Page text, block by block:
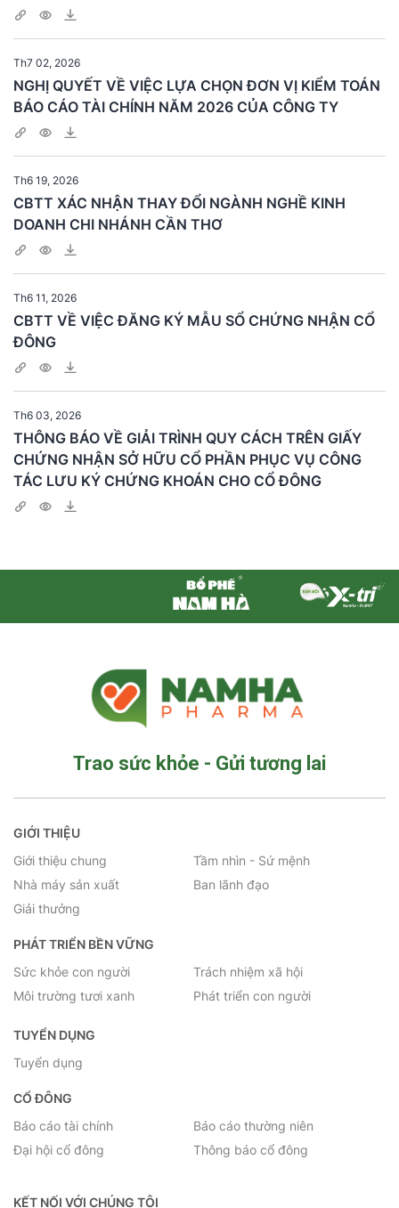
Th7 02, 2026
NGHỊ QUYẾT VỀ VIỆC LỰA CHỌN ĐƠN VỊ KIỂM TOÁN
BÁO CÁO TÀI CHÍNH NĂM 2026 CỦA CÔNG TY
Th6 19, 2026
CBTT XÁC NHẬN THAY ĐỔI NGÀNH NGHỀ KINH
DOANH CHI NHÁNH CẦN THƠ
Th6 11, 2026
CBTT VỀ VIỆC ĐĂNG KÝ MẪU SỔ CHỨNG NHẬN CỔ
ĐÔNG
Th6 03, 2026
THÔNG BÁO VỀ GIẢI TRÌNH QUY CÁCH TRÊN GIẤY
CHỨNG NHẬN SỞ HỮU CỔ PHẦN PHỤC VỤ CÔNG
TÁC LƯU KÝ CHỨNG KHOÁN CHO CỔ ĐÔNG
Trao sức khỏe - Gửi tương lai
KẾT NỐI VỚI CHÚNG TÔI
GIỚI THIỆU
Giới thiệu chung
Tầm nhìn - Sứ mệnh
Nhà máy sản xuất
Ban lãnh đạo
Giải thưởng
PHÁT TRIỂN BỀN VỮNG
Sức khỏe con người
Trách nhiệm xã hội
Môi trường tươi xanh
Phát triển con người
TUYỂN DỤNG
Tuyển dụng
CỔ ĐÔNG
Báo cáo tài chính
Báo cáo thường niên
Đại hội cổ đông
Thông báo cổ đông